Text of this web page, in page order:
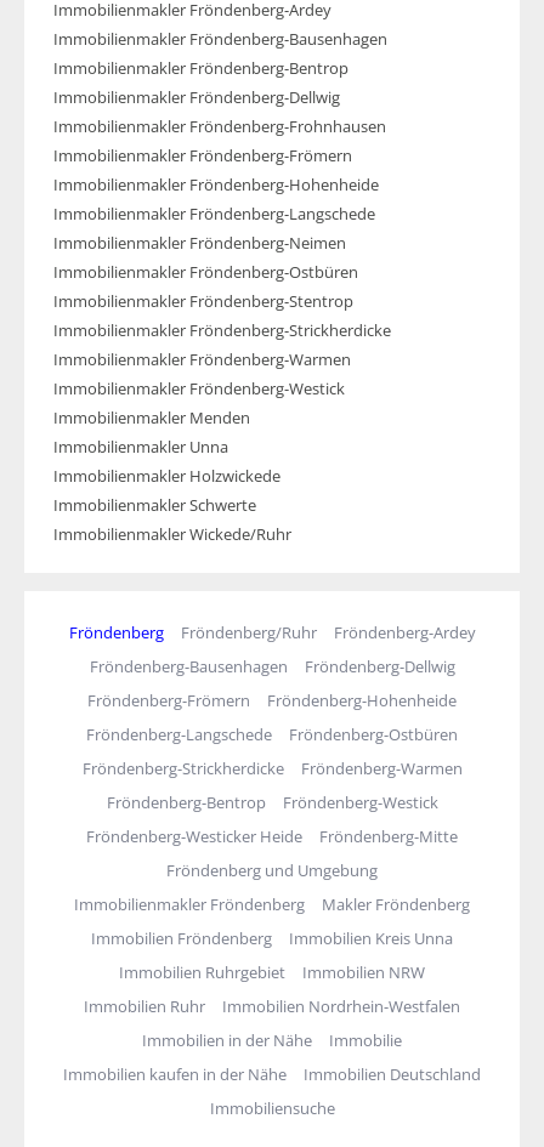
Immobilienmakler Fröndenberg-Ardey
Immobilienmakler Fröndenberg-Bausenhagen
Immobilienmakler Fröndenberg-Bentrop
Immobilienmakler Fröndenberg-Dellwig
Immobilienmakler Fröndenberg-Frohnhausen
Immobilienmakler Fröndenberg-Frömern
Immobilienmakler Fröndenberg-Hohenheide
Immobilienmakler Fröndenberg-Langschede
Immobilienmakler Fröndenberg-Neimen
Immobilienmakler Fröndenberg-Ostbüren
Immobilienmakler Fröndenberg-Stentrop
Immobilienmakler Fröndenberg-Strickherdicke
Immobilienmakler Fröndenberg-Warmen
Immobilienmakler Fröndenberg-Westick
Immobilienmakler Menden
Immobilienmakler Unna
Immobilienmakler Holzwickede
Immobilienmakler Schwerte
Immobilienmakler Wickede/Ruhr
Fröndenberg Fröndenberg/Ruhr
Fröndenberg-Ardey
Fröndenberg-Bausenhagen
Fröndenberg-Dellwig
Fröndenberg-Frömern
Fröndenberg-Hohenheide
Fröndenberg-Langschede
Fröndenberg-Ostbüren
Fröndenberg-Strickherdicke
Fröndenberg-Warmen
Fröndenberg-Bentrop
Fröndenberg-Westick
Fröndenberg-Westicker Heide
Fröndenberg-Mitte
Fröndenberg und Umgebung
Immobilienmakler Fröndenberg
Makler Fröndenberg
Immobilien Fröndenberg
Immobilien Kreis Unna
Immobilien Ruhrgebiet
Immobilien NRW
Immobilien Ruhr
Immobilien Nordrhein-Westfalen
Immobilien in der Nähe
Immobilie
Immobilien kaufen in der Nähe
Immobilien Deutschland
Immobiliensuche